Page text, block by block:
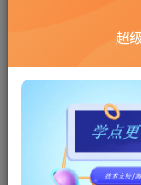
联网教程： 内附教程
单机教程： 内附教程
不懂的话联系客服！！
[wm_notice]微
如搭建游戏的时
么文件，一般装
超